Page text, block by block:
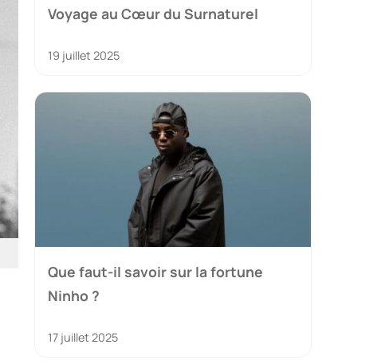
Voyage au Cœur du Surnaturel
19 juillet 2025
Que faut-il savoir sur la fortune
Ninho ?
17 juillet 2025